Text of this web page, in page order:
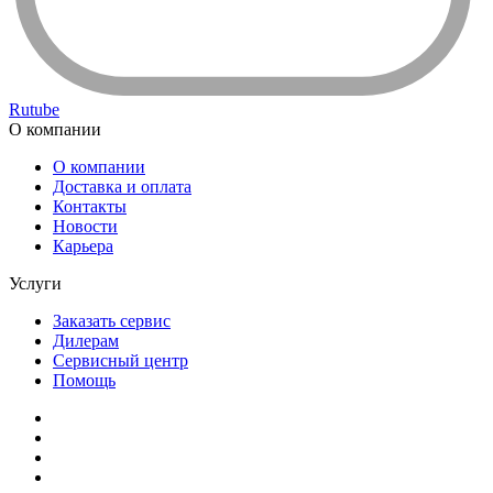
Rutube
О компании
О компании
Доставка и оплата
Контакты
Новости
Карьера
Услуги
Заказать сервис
Дилерам
Сервисный центр
Помощь